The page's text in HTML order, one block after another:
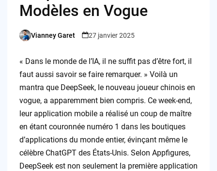
Modèles en Vogue
Posted
Vianney Garet 27 janvier 2025
« Dans le monde de l’IA, il ne suffit pas d’être fort, il
faut aussi savoir se faire remarquer. » Voilà un
mantra que DeepSeek, le nouveau joueur chinois en
vogue, a apparemment bien compris. Ce week-end,
leur application mobile a réalisé un coup de maître
en étant couronnée numéro 1 dans les boutiques
d’applications du monde entier, évinçant même le
célèbre ChatGPT des États-Unis. Selon Appfigures,
DeepSeek est non seulement la première application